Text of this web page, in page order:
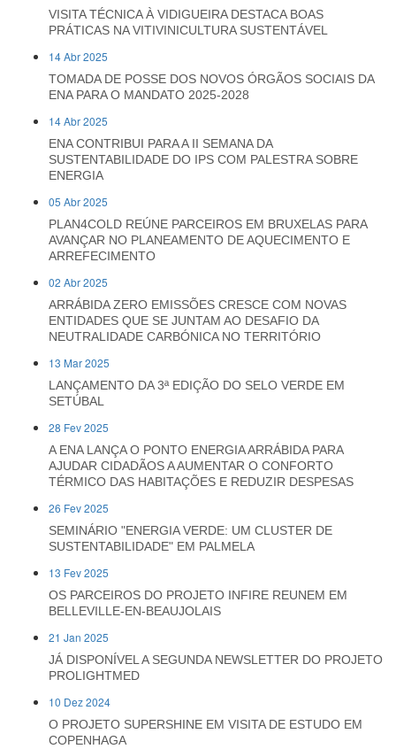
VISITA TÉCNICA À VIDIGUEIRA DESTACA BOAS
PRÁTICAS NA VITIVINICULTURA SUSTENTÁVEL
14 Abr 2025
TOMADA DE POSSE DOS NOVOS ÓRGÃOS SOCIAIS DA
ENA PARA O MANDATO 2025-2028
14 Abr 2025
ENA CONTRIBUI PARA A II SEMANA DA
SUSTENTABILIDADE DO IPS COM PALESTRA SOBRE
ENERGIA
05 Abr 2025
PLAN4COLD REÚNE PARCEIROS EM BRUXELAS PARA
AVANÇAR NO PLANEAMENTO DE AQUECIMENTO E
ARREFECIMENTO
02 Abr 2025
ARRÁBIDA ZERO EMISSÕES CRESCE COM NOVAS
ENTIDADES QUE SE JUNTAM AO DESAFIO DA
NEUTRALIDADE CARBÓNICA NO TERRITÓRIO
13 Mar 2025
LANÇAMENTO DA 3ª EDIÇÃO DO SELO VERDE EM
SETÚBAL
28 Fev 2025
A ENA LANÇA O PONTO ENERGIA ARRÁBIDA PARA
AJUDAR CIDADÃOS A AUMENTAR O CONFORTO
TÉRMICO DAS HABITAÇÕES E REDUZIR DESPESAS
26 Fev 2025
SEMINÁRIO "ENERGIA VERDE: UM CLUSTER DE
SUSTENTABILIDADE" EM PALMELA
13 Fev 2025
OS PARCEIROS DO PROJETO INFIRE REUNEM EM
BELLEVILLE-EN-BEAUJOLAIS
21 Jan 2025
JÁ DISPONÍVEL A SEGUNDA NEWSLETTER DO PROJETO
PROLIGHTMED
10 Dez 2024
O PROJETO SUPERSHINE EM VISITA DE ESTUDO EM
COPENHAGA